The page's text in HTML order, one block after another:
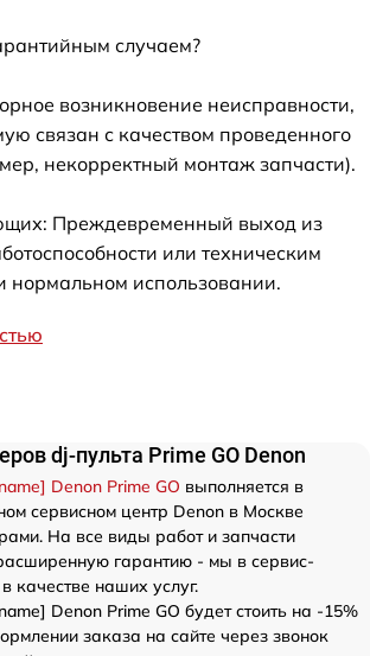
случаем?
возникновение неисправности,
связан с качеством проведенного
некорректный монтаж запчасти).
Преждевременный выход из
или техническим
нормальном использовании.
dj-пульта Prime GO Denon
Denon Prime GO выполняется в
сервисном центр Denon в Москве
На все виды работ и запчасти
гарантию - мы в сервис-
качестве наших услуг.
Denon Prime GO будет стоить на -15%
заказа на сайте через звонок